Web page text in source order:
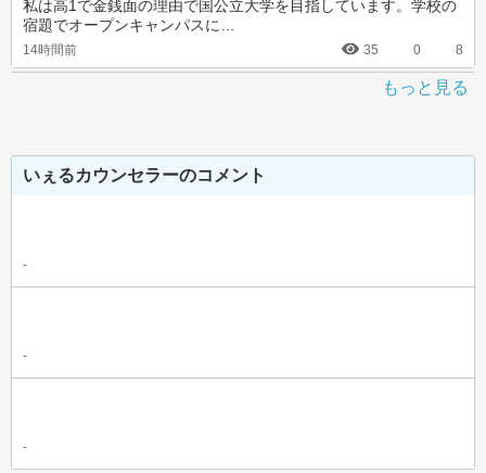
私は高1で金銭面の理由で国公立大学を目指しています。学校の
宿題でオープンキャンパスに…
14時間前 35 0 8
もっと見る
いぇるカウンセラーのコメント
-
-
-